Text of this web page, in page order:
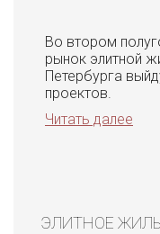
Во втором
рынок элитной
Петербурга
проектов.
Читать далее
ЭЛИТНОЕ